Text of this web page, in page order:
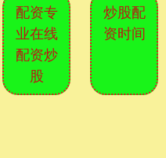
配资专
业在线
配资炒
股
炒股配
资时间